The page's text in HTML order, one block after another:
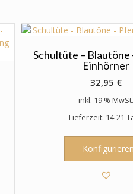
Schultüte – Blautöne
Einhörner
32,95 €
inkl. 19 % MwSt.
Lieferzeit: 14-21
Konfigurieren